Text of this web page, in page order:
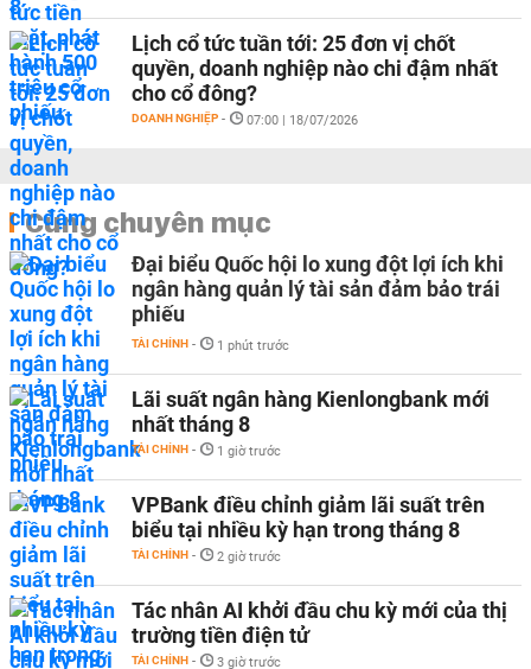
Lịch cổ tức tuần tới: 25 đơn vị chốt
quyền, doanh nghiệp nào chi đậm nhất
cho cổ đông?
DOANH NGHIỆP - 07:00 | 18/07/2026
Cùng chuyên mục
Đại biểu Quốc hội lo xung đột lợi ích khi
ngân hàng quản lý tài sản đảm bảo trái
phiếu
TÀI CHÍNH - 1 phút trước
Lãi suất ngân hàng Kienlongbank mới
nhất tháng 8
TÀI CHÍNH - 1 giờ trước
VPBank điều chỉnh giảm lãi suất trên
biểu tại nhiều kỳ hạn trong tháng 8
TÀI CHÍNH - 2 giờ trước
Tác nhân AI khởi đầu chu kỳ mới của thị
trường tiền điện tử
TÀI CHÍNH - 3 giờ trước